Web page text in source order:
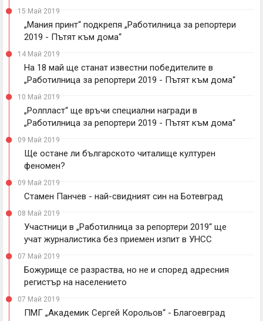
15 Май 2019
„Мания принт“ подкрепя „Работилница за репортери
2019 - Пътят към дома“
14 Май 2019
На 18 май ще станат известни победителите в
„Работилница за репортери 2019 - Пътят към дома“
10 Май 2019
„Ролпласт“ ще връчи специални награди в
„Работилница за репортери 2019 - Пътят към дома“
09 Май 2019
Ще остане ли българското читалище културен
феномен?
09 Май 2019
Стамен Панчев - най-свидният син на Ботевград
08 Май 2019
Участници в „Работилница за репортери 2019“ ще
учат журналистика без приемен изпит в УНСС
07 Май 2019
Божурище се разраства, но не и според адресния
регистър на населението
07 Май 2019
ПМГ „Академик Сергей Корольов“ - Благоевград